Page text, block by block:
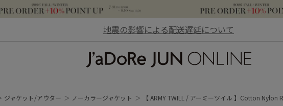
地震の影響による配送遅延について
ジャケット/アウター ノーカラージャケット 【 ARMY TWILL / アーミーツイル 】Cotton Nylon